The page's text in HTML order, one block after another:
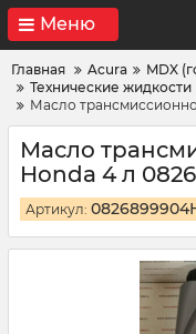
Меню
Главная Acura
MDX
Технические жидкости
Масло
Масло
Honda 4 л
Артикул: